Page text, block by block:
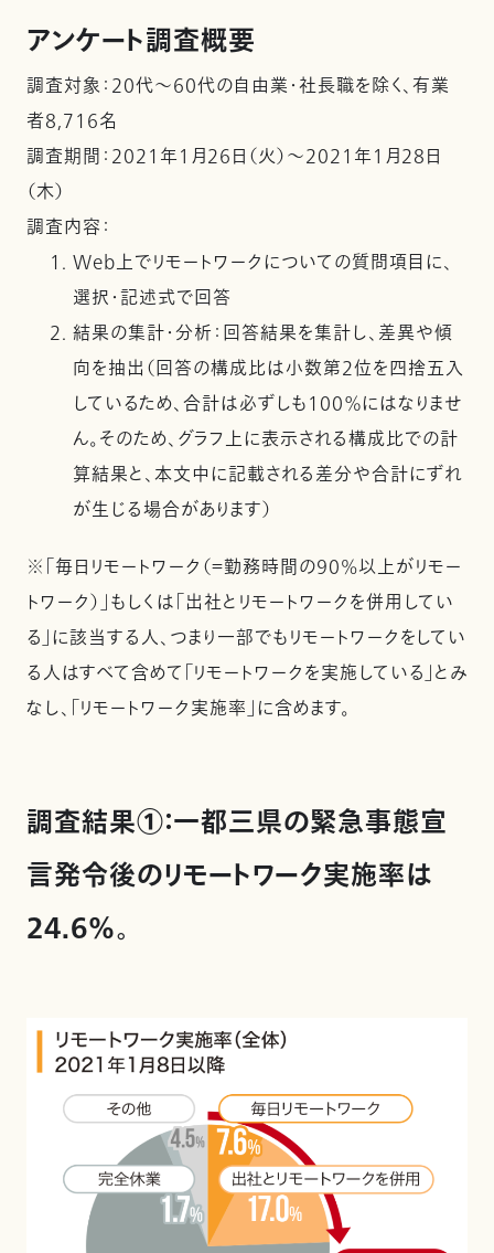
アンケート調査概要
調査対象：20代～60代の自由業・社長職を除く、有業
者8,716名
調査期間：2021年１月26日（火）～2021年１月28日
（木）
調査内容：
Web上でリモートワークについての質問項目に、
選択・記述式で回答
結果の集計・分析：回答結果を集計し、差異や傾
向を抽出（回答の構成比は小数第2位を四捨五入
しているため、合計は必ずしも100％にはなりませ
ん。そのため、グラフ上に表示される構成比での計
算結果と、本文中に記載される差分や合計にずれ
が生じる場合があります）
※「毎日リモートワーク（＝勤務時間の90%以上がリモー
トワーク）」もしくは「出社とリモートワークを併用してい
る」に該当する人、つまり一部でもリモートワークをしてい
る人はすべて含めて「リモートワークを実施している」とみ
なし、「リモートワーク実施率」に含めます。
調査結果①：一都三県の緊急事態宣
言発令後のリモートワーク実施率は
24.6％。